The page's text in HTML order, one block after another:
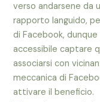
verso andarsene da
rapporto languido,
di Facebook,
accessibile captare
associarsi con
meccanica di
attivare il beneficio.